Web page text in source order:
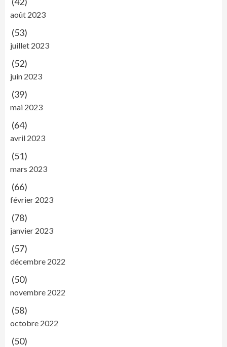
août 2023
(53)
juillet 2023
(52)
juin 2023
(39)
mai 2023
(64)
avril 2023
(51)
mars 2023
(66)
février 2023
(78)
janvier 2023
(57)
décembre 2022
(50)
novembre 2022
(58)
octobre 2022
(50)